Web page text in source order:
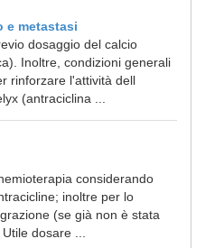
e metastasi
dosaggio del calcio
Inoltre, condizioni generali
rinforzare l'attività dell
(antraciclina ...
considerando
inoltre per lo
(se già non è stata
dosare ...